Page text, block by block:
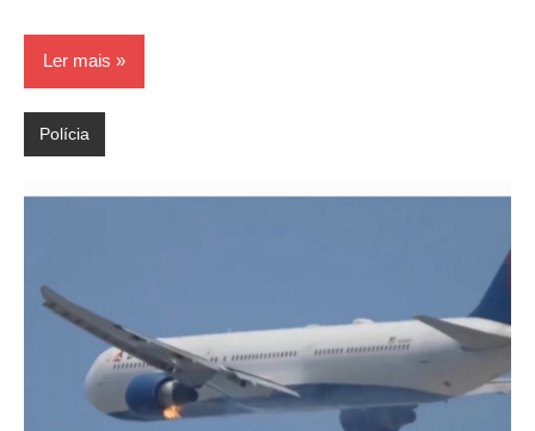
Ler mais
Polícia